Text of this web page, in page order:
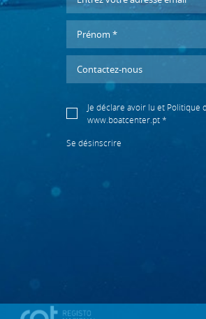
Je déclare avoir lu et Politique
www.boatcenter.pt *
Se désinscrire